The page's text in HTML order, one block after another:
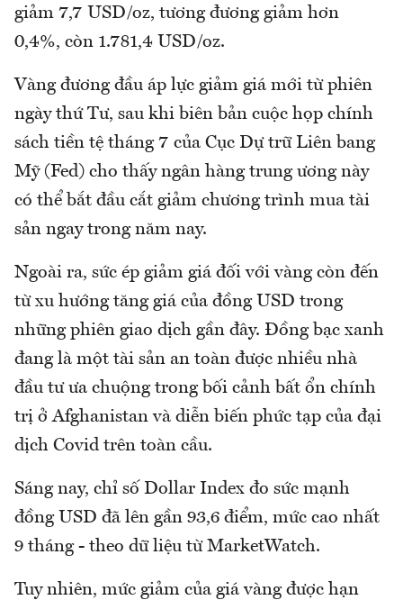
giảm 7,7 USD/oz, tương đương giảm hơn
0,4%, còn 1.781,4 USD/oz.
Vàng đương đầu áp lực giảm giá mới từ phiên
ngày thứ Tư, sau khi biên bản cuộc họp chính
sách tiền tệ tháng 7 của Cục Dự trữ Liên bang
Mỹ (Fed) cho thấy ngân hàng trung ương này
có thể bắt đầu cắt giảm chương trình mua tài
sản ngay trong năm nay.
Ngoài ra, sức ép giảm giá đối với vàng còn đến
từ xu hướng tăng giá của đồng USD trong
những phiên giao dịch gần đây. Đồng bạc xanh
đang là một tài sản an toàn được nhiều nhà
đầu tư ưa chuộng trong bối cảnh bất ổn chính
trị ở Afghanistan và diễn biến phức tạp của đại
dịch Covid trên toàn cầu.
Sáng nay, chỉ số Dollar Index đo sức mạnh
đồng USD đã lên gần 93,6 điểm, mức cao nhất
9 tháng - theo dữ liệu từ MarketWatch.
Tuy nhiên, mức giảm của giá vàng được hạn